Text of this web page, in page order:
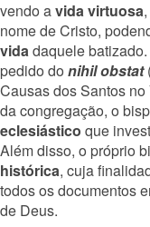
vendo avida virtuosa
nome de Cristo,
vidadaquele
pedido do nihil obstat
Causas dos Santos
da congregação, o
eclesiástico que
Além disso, o próprio
histórica, cuja
todos os documentos
de Deus.